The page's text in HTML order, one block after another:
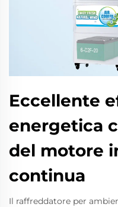
Eccellente
energetica
del motore
continua
Il raffreddatore per